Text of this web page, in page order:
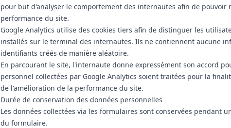
pour but d'analyser le comportement des internautes afin de
performance du site.
Google Analytics utilise des cookies tiers afin de distinguer les
installés sur le terminal des internautes. Ils ne contiennent aucune
identifiants créés de manière aléatoire.
En parcourant le site, l'internaute donne expressément son accord
personnel collectées par Google Analytics soient traitées pour la
de l'amélioration de la performance du site.
Durée de conservation des données personnelles
Les données collectées via les formulaires sont conservées pendant
du formulaire.